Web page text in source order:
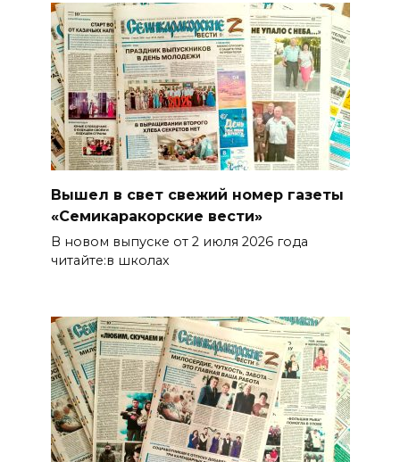
Вышел в свет свежий номер газеты
«Семикаракорские вести»
В новом выпуске от 2 июля 2026 года
читайте:в школах